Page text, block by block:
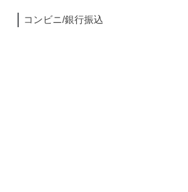
コンビニ/銀行振込